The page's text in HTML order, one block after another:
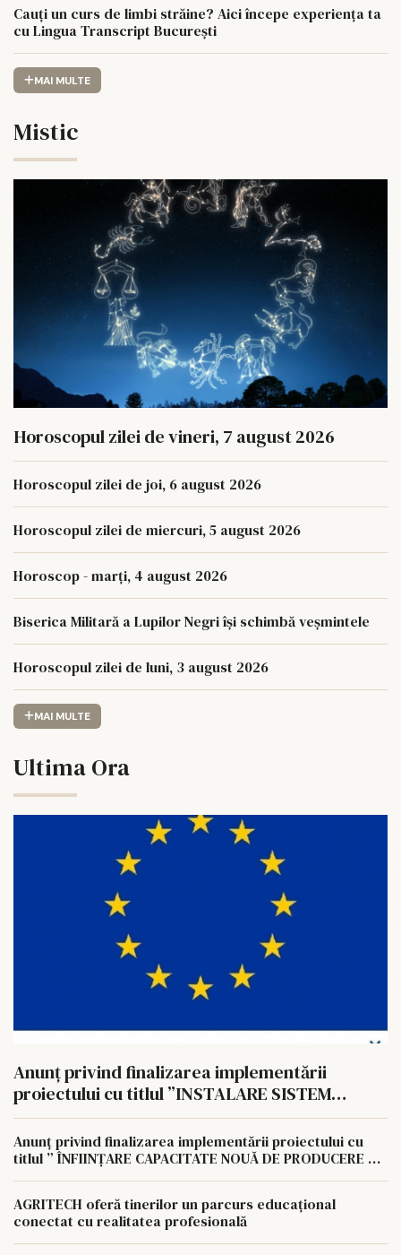
Cauți un curs de limbi străine? Aici începe experiența ta
cu Lingua Transcript București
MAI MULTE
Mistic
Horoscopul zilei de vineri, 7 august 2026
Horoscopul zilei de joi, 6 august 2026
Horoscopul zilei de miercuri, 5 august 2026
Horoscop - marți, 4 august 2026
Biserica Militară a Lupilor Negri își schimbă veșmintele
Horoscopul zilei de luni, 3 august 2026
MAI MULTE
Ultima Ora
Anunț privind finalizarea implementării
proiectului cu titlul ”INSTALARE SISTEM
FOTOVOLTAIC PENTRU AUTOCONSUM LA
NIVELUL AGROCOMPLEX LUNCA PAȘCANI S.A
Anunț privind finalizarea implementării proiectului cu
titlul ” ÎNFIINȚARE CAPACITATE NOUĂ DE PRODUCERE A
AGRITECH oferă tinerilor un parcurs educațional
conectat cu realitatea profesională